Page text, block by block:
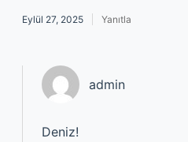
Eylül 27, 2025 Yanıtla
admin
Deniz!